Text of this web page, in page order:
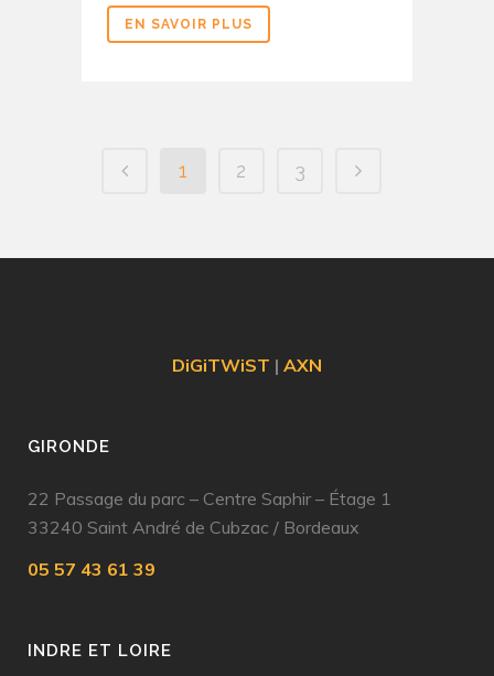
EN SAVOIR PLUS
1 2 3
DiGiTWiST | AXN
GIRONDE
22 Passage du parc – Centre Saphir – Étage 1
33240 Saint André de Cubzac / Bordeaux
05 57 43 61 39
INDRE ET LOIRE